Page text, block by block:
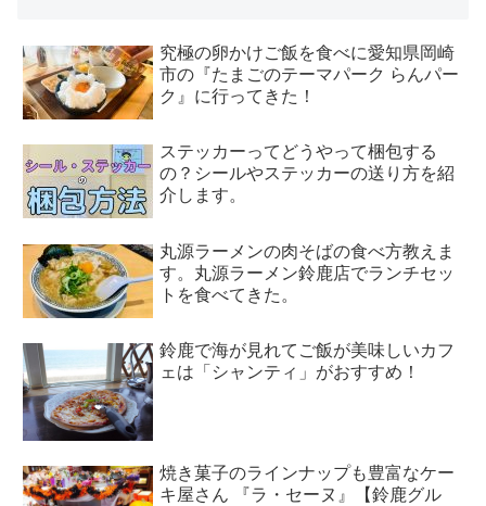
究極の卵かけご飯を食べに愛知県岡崎
市の『たまごのテーマパーク らんパー
ク』に行ってきた！
ステッカーってどうやって梱包する
の？シールやステッカーの送り方を紹
介します。
丸源ラーメンの肉そばの食べ方教えま
す。丸源ラーメン鈴鹿店でランチセッ
トを食べてきた。
鈴鹿で海が見れてご飯が美味しいカフ
ェは「シャンティ」がおすすめ！
焼き菓子のラインナップも豊富なケー
キ屋さん 『ラ・セーヌ』【鈴鹿グル